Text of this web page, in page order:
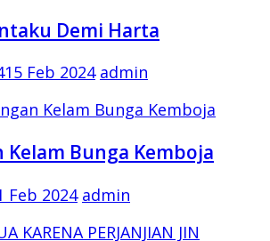
Demi Harta
15 Feb 2024 admin
Kelam Bunga Kemboja
Feb 2024 admin